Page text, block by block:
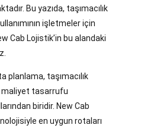
Bu yazıda, taşımacılık
işletmeler için
Cab Lojistik’in bu alandaki
planlama, taşımacılık
maliyet tasarrufu
biridir. New Cab
en uygun rotaları